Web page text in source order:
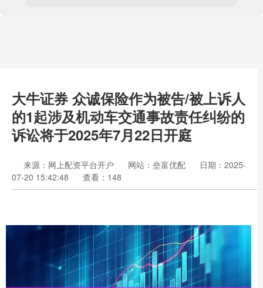
大牛证券 众诚保险作为被告/被上诉人
的1起涉及机动车交通事故责任纠纷的
诉讼将于2025年7月22日开庭
来源：网上配资平台开户 网站：垒富优配
日期：2025-
07-20 15:42:48
查看：148